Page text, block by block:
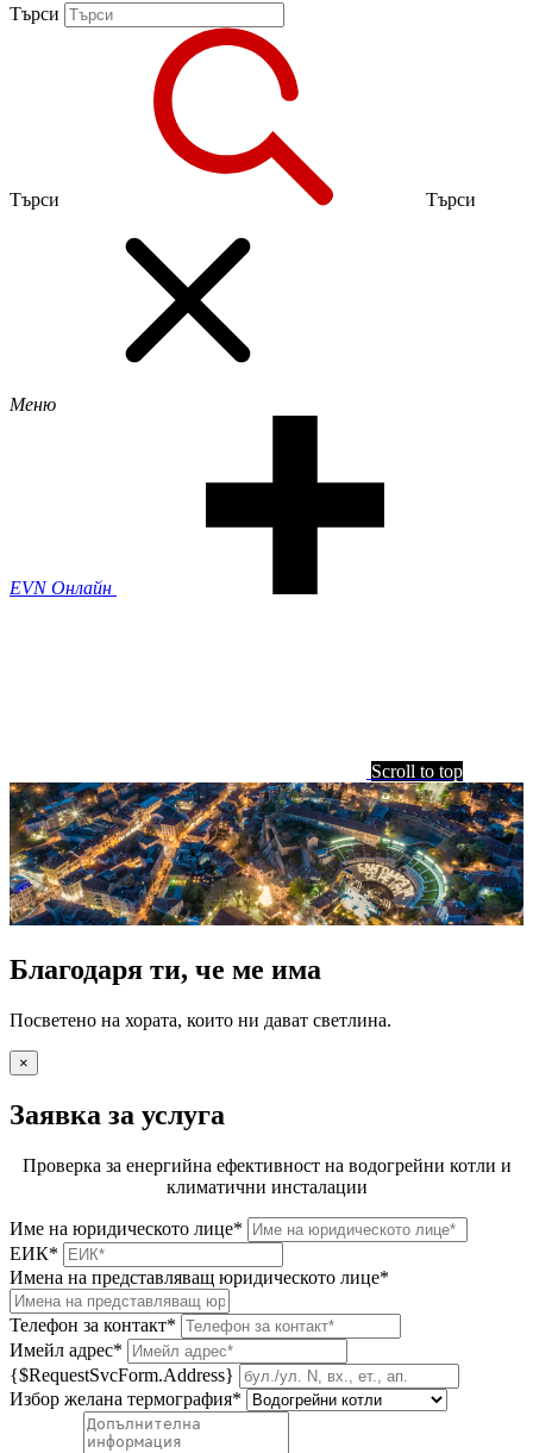
Търси
Търси Търси
Меню
EVN Онлайн
Scroll to top
Благодаря ти, че ме има
Посветено на хората, които ни дават светлина.
×
Заявка за услуга
Проверка за енергийна ефективност на водогрейни котли и
климатични инсталации
Име на юридическото лице*
ЕИК*
Имена на представляващ юридическото лице*
Телефон за контакт*
Имейл адрес*
{$RequestSvcForm.Address}
Избор желана термография*